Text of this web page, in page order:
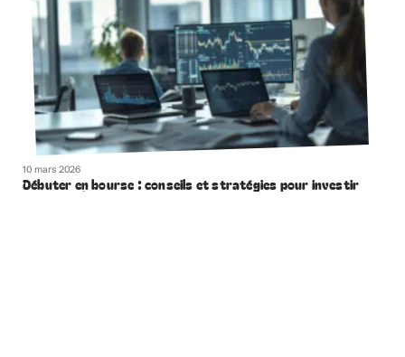
10 mars 2026
Débuter en bourse : conseils et stratégies pour investir
avec succès